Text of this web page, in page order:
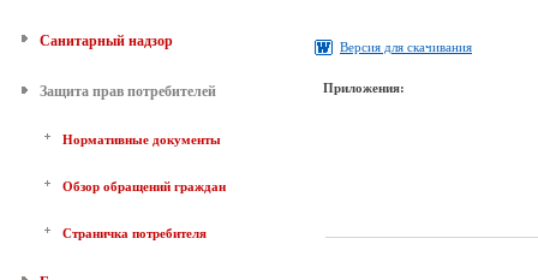
Санитарный надзор
Защита прав потребителей
Нормативные документы
Обзор обращений граждан
Страничка потребителя
Версия для скачивания
Приложения: